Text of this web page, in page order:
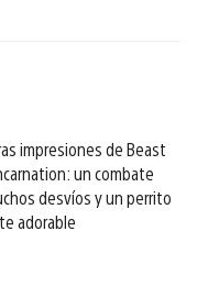
impresiones de Beast
un combate
desvíos y un perrito
adorable